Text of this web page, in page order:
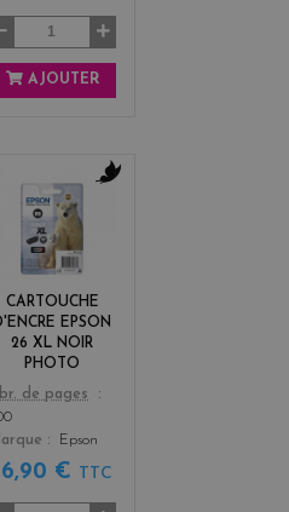
AJOUTER
CARTOUCHE
EPSON
26 XL NOIR
PHOTO
Color
k
de pages
Epson
€ TTC